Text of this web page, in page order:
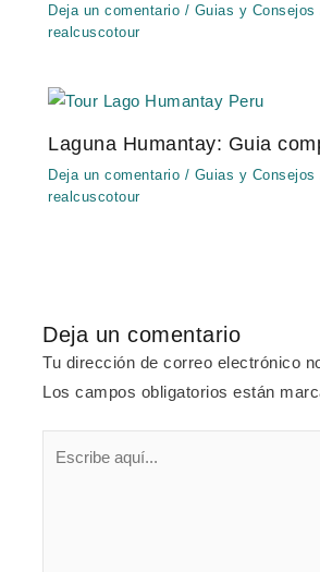
Deja un comentario / Guias y Consejos
realcuscotour
Laguna Humantay: Guia
Deja un comentario / Guias y Consejos
realcuscotour
Deja un comentario
Tu dirección de correo electrónico
Los campos obligatorios están